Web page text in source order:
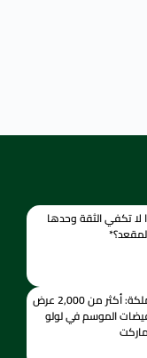
لا تكفي الثقة وحدها
عاصفة الأسعار تجتاح المملكة: أكثر من 2,000 عرض
الموسم في لولو